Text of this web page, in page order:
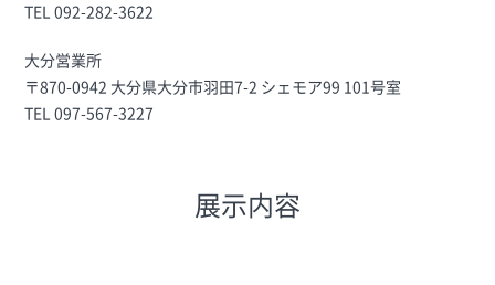
TEL 092-282-3622
大分営業所
〒870-0942 大分県大分市羽田7-2 シェモア99 101号室
TEL 097-567-3227
展示内容